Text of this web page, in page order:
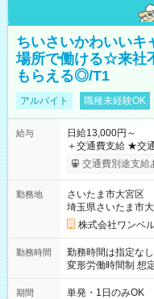
ちいさいかわいいキ
場所で働ける☆来社
もらえる◎/T1
アルバイト 職種未経験OK
給与
日給13,000円～
＋交通費支給 ★交通費全額支給！ ┗案件により規定あり ★日払
いOK！（規定あ
ンビニATMから 日払い
交通費別途支給
勤務地
さいたま市大宮区
埼玉県さいたま市
株式会社ワンベ
勤務時間
勤務時間は指定なし
変形労働時間制 想定労働時間
～21：00
期間 単発・1日のみOK